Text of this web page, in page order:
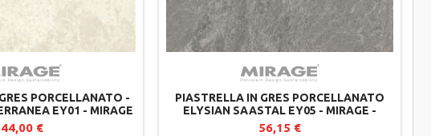
PORCELLANATO -
EY01 - MIRAGE
DI 2
44,00 €
PIASTRELLA IN GRES PORCELLANATO
ELYSIAN SAASTAL EY05 - MIRAGE -
SPESSORE 20 MM
56,15 €